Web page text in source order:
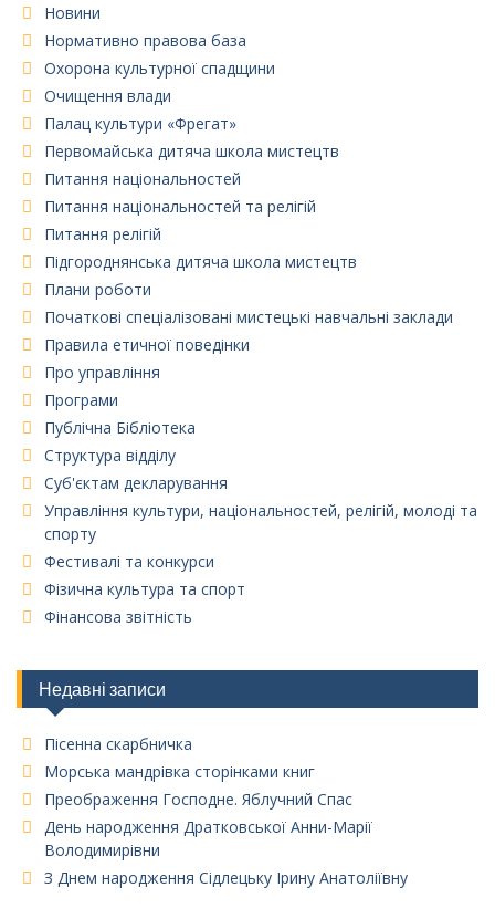
Новини
Нормативно правова база
Охорона культурної спадщини
Очищення влади
Палац культури «Фрегат»
Первомайська дитяча школа мистецтв
Питання національностей
Питання національностей та релігій
Питання релігій
Підгороднянська дитяча школа мистецтв
Плани роботи
Початкові спеціалізовані мистецькі навчальні заклади
Правила етичної поведінки
Про управління
Програми
Публічна Бібліотека
Структура відділу
Суб'єктам декларування
Управління культури, національностей, релігій, молоді та
спорту
Фестивалі та конкурси
Фізична культура та спорт
Фінансова звітність
Недавні записи
Пісенна скарбничка
Морська мандрівка сторінками книг
Преображення Господне. Яблучний Спас
День народження Дратковської Анни-Марії
Володимирівни
З Днем народження Сідлецьку Ірину Анатоліївну